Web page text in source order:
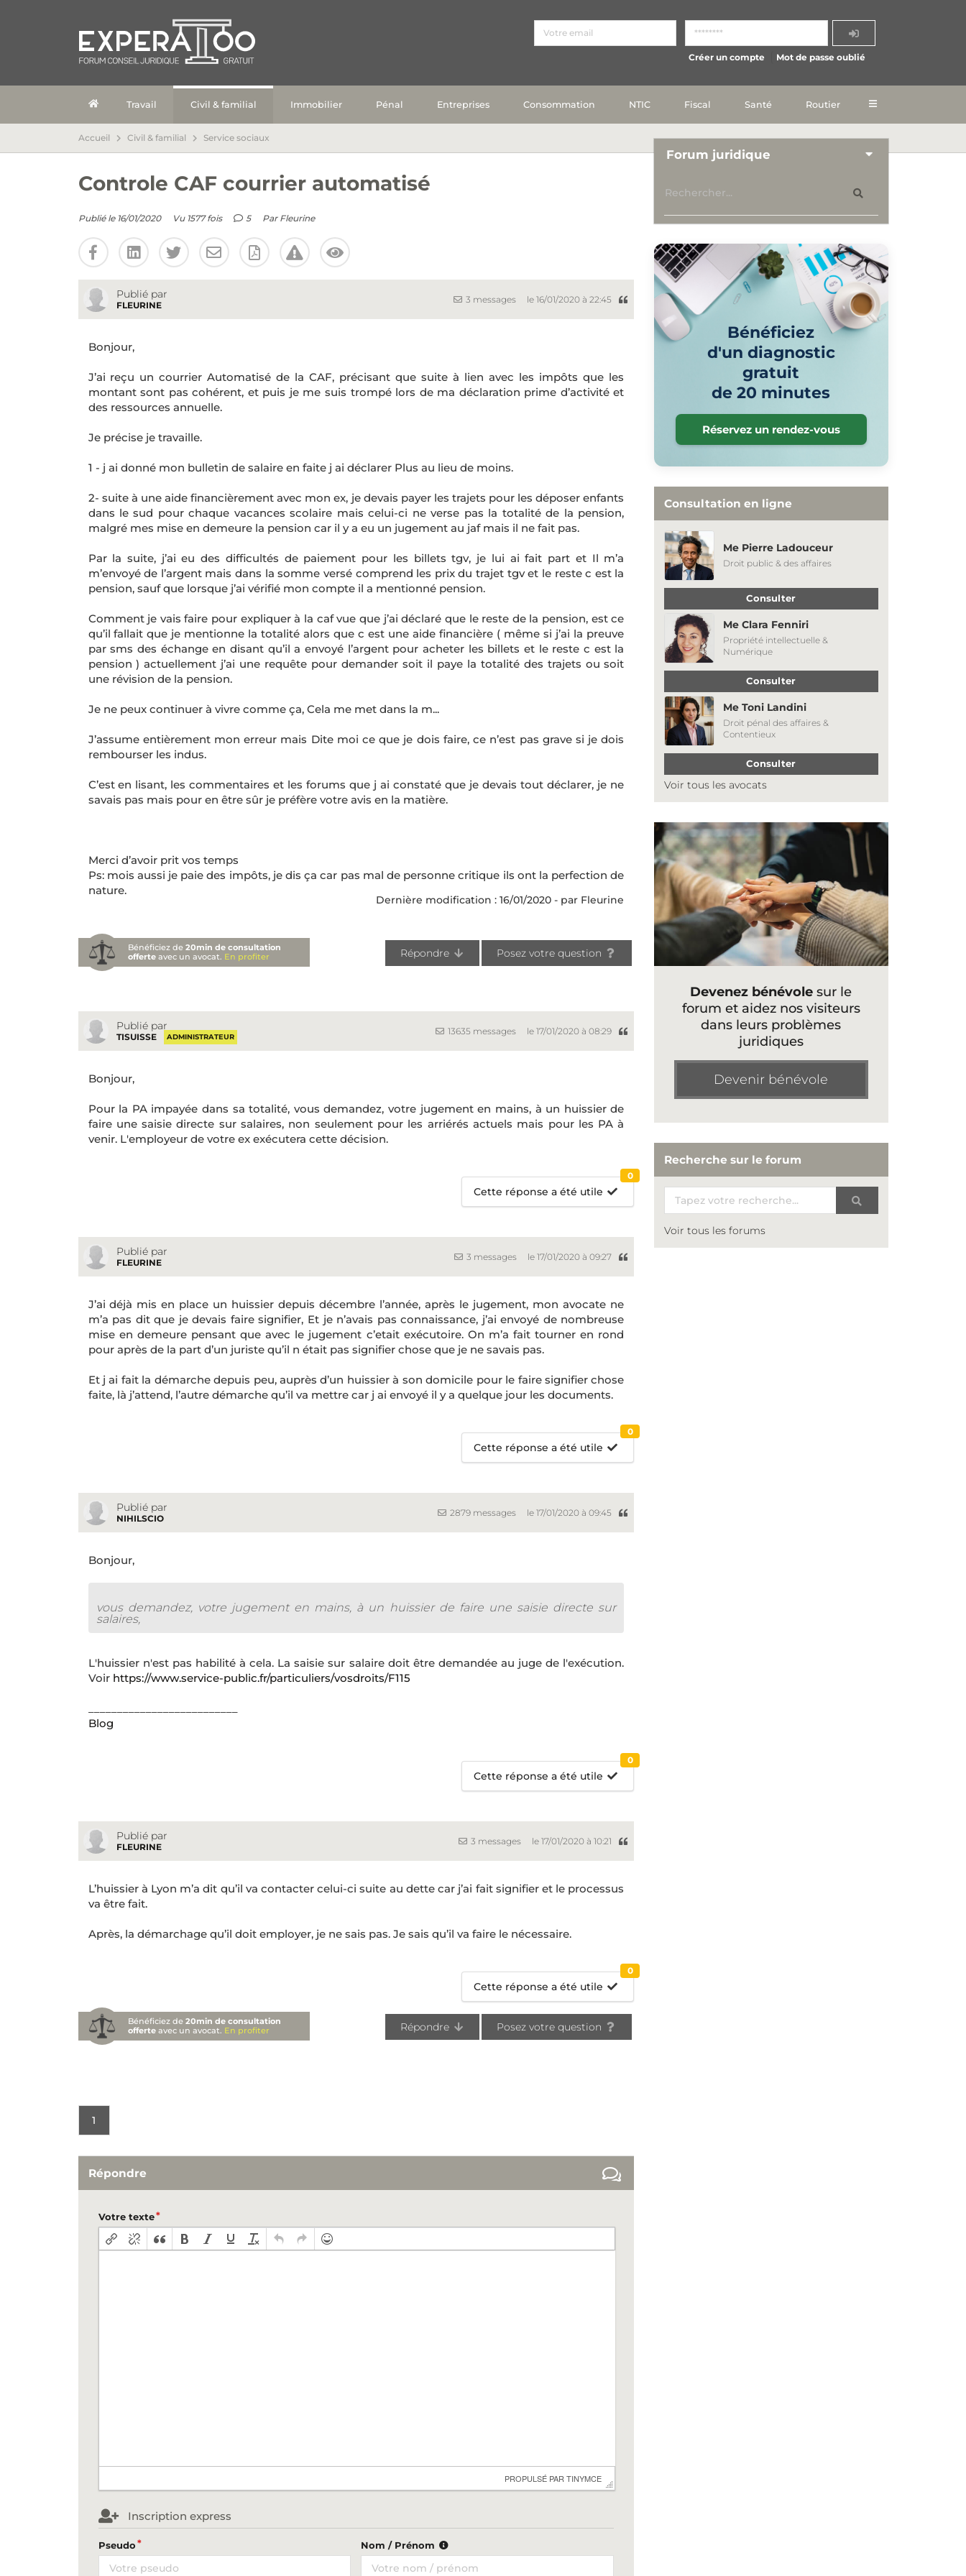
Créer un compte Mot de passe oublié
Travail Civil & familial Immobilier Pénal Entreprises Consommation NTIC Fiscal Santé Routier
Accueil Civil & familial Service sociaux
Controle CAF courrier automatisé
Publié le 16/01/2020 Vu 1577 fois 5 Par Fleurine
Publié par
FLEURINE
3 messages le 16/01/2020 à 22:45
Bonjour,
J’ai reçu un courrier Automatisé de la CAF, précisant que suite à lien avec les impôts que les
montant sont pas cohérent, et puis je me suis trompé lors de ma déclaration prime d’activité et
des ressources annuelle.
Je précise je travaille.
1 - j ai donné mon bulletin de salaire en faite j ai déclarer Plus au lieu de moins.
2- suite à une aide financièrement avec mon ex, je devais payer les trajets pour les déposer enfants
dans le sud pour chaque vacances scolaire mais celui-ci ne verse pas la totalité de la pension,
malgré mes mise en demeure la pension car il y a eu un jugement au jaf mais il ne fait pas.
Par la suite, j’ai eu des difficultés de paiement pour les billets tgv, je lui ai fait part et Il m’a
m’envoyé de l’argent mais dans la somme versé comprend les prix du trajet tgv et le reste c est la
pension, sauf que lorsque j’ai vérifié mon compte il a mentionné pension.
Comment je vais faire pour expliquer à la caf vue que j’ai déclaré que le reste de la pension, est ce
qu’il fallait que je mentionne la totalité alors que c est une aide financière ( même si j’ai la preuve
par sms des échange en disant qu’il a envoyé l’argent pour acheter les billets et le reste c est la
pension ) actuellement j’ai une requête pour demander soit il paye la totalité des trajets ou soit
une révision de la pension.
Je ne peux continuer à vivre comme ça, Cela me met dans la m...
J’assume entièrement mon erreur mais Dite moi ce que je dois faire, ce n’est pas grave si je dois
rembourser les indus.
C’est en lisant, les commentaires et les forums que j ai constaté que je devais tout déclarer, je ne
savais pas mais pour en être sûr je préfère votre avis en la matière.
Merci d’avoir prit vos temps
Ps: mois aussi je paie des impôts, je dis ça car pas mal de personne critique ils ont la perfection de
nature.
Dernière modification : 16/01/2020 - par Fleurine
Bénéficiez de20min de consultation
offerte avec un avocat. En profiter Répondre Posez votre question
Publié par
TISUISSE ADMINISTRATEUR
13635 messages le 17/01/2020 à 08:29
Bonjour,
Pour la PA impayée dans sa totalité, vous demandez, votre jugement en mains, à un huissier de
faire une saisie directe sur salaires, non seulement pour les arriérés actuels mais pour les PA à
venir. L'employeur de votre ex exécutera cette décision.
Cette réponse a été utile
0
Publié par
FLEURINE
3 messages le 17/01/2020 à 09:27
J’ai déjà mis en place un huissier depuis décembre l’année, après le jugement, mon avocate ne
m’a pas dit que je devais faire signifier, Et je n’avais pas connaissance, j’ai envoyé de nombreuse
mise en demeure pensant que avec le jugement c’etait exécutoire. On m’a fait tourner en rond
pour après de la part d’un juriste qu’il n était pas signifier chose que je ne savais pas.
Et j ai fait la démarche depuis peu, auprès d’un huissier à son domicile pour le faire signifier chose
faite, là j’attend, l’autre démarche qu’il va mettre car j ai envoyé il y a quelque jour les documents.
Cette réponse a été utile
0
Publié par
NIHILSCIO
2879 messages le 17/01/2020 à 09:45
Bonjour,
vous demandez, votre jugement en mains, à un huissier de faire une saisie directe sur
salaires,
L'huissier n'est pas habilité à cela. La saisie sur salaire doit être demandée au juge de l'exécution.
Voir https://www.service-public.fr/particuliers/vosdroits/F115
Blog
Cette réponse a été utile
0
Publié par
FLEURINE
3 messages le 17/01/2020 à 10:21
L’huissier à Lyon m’a dit qu’il va contacter celui-ci suite au dette car j’ai fait signifier et le processus
va être fait.
Après, la démarchage qu’il doit employer, je ne sais pas. Je sais qu’il va faire le nécessaire.
Cette réponse a été utile
0
Bénéficiez de20min de consultation
offerte avec un avocat. En profiter Répondre Posez votre question
1
Répondre
Votre texte
PROPULSÉ PAR TINYMCE
Inscription express
Pseudo Nom / Prénom
Forum juridique
Bénéficiez
d'un diagnostic
gratuit
de 20 minutes
Réservez un rendez-vous
Consultation en ligne
Me Pierre Ladouceur
Droit public & des affaires
Consulter
Me Clara Fenniri
Propriété intellectuelle &
Numérique
Consulter
Me Toni Landini
Droit pénal des affaires &
Contentieux
Consulter
Voir tous les avocats
Devenez bénévole sur le
forum et aidez nos visiteurs
dans leurs problèmes
juridiques
Devenir bénévole
Recherche sur le forum
Voir tous les forums